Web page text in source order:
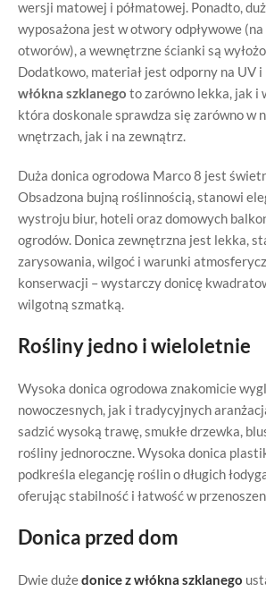
wersji matowej i półmatowej. Ponadto,
wyposażona jest w otwory odpływowe
otworów), a wewnętrzne ścianki są
Dodatkowo, materiał jest odporny na UV i
włókna szklanego to zarówno lekka, jak i
która doskonale sprawdza się zarówno w
wnętrzach, jak i na zewnątrz.
Duża donica ogrodowa Marco 8 jest
Obsadzona bujną roślinnością, stanowi
wystroju biur, hoteli oraz domowych
ogrodów. Donica zewnętrzna jest lekka,
zarysowania, wilgoć i warunki
konserwacji – wystarczy donicę
wilgotną szmatką.
Rośliny jedno i wieloletnie
Wysoka donica ogrodowa znakomicie
nowoczesnych, jak i tradycyjnych
sadzić wysoką trawę, smukłe drzewka,
rośliny jednoroczne. Wysoka donica
podkreśla elegancję roślin o długich
oferując stabilność i łatwość w
Donica przed dom
Dwie dużedonicez włókna szklanego